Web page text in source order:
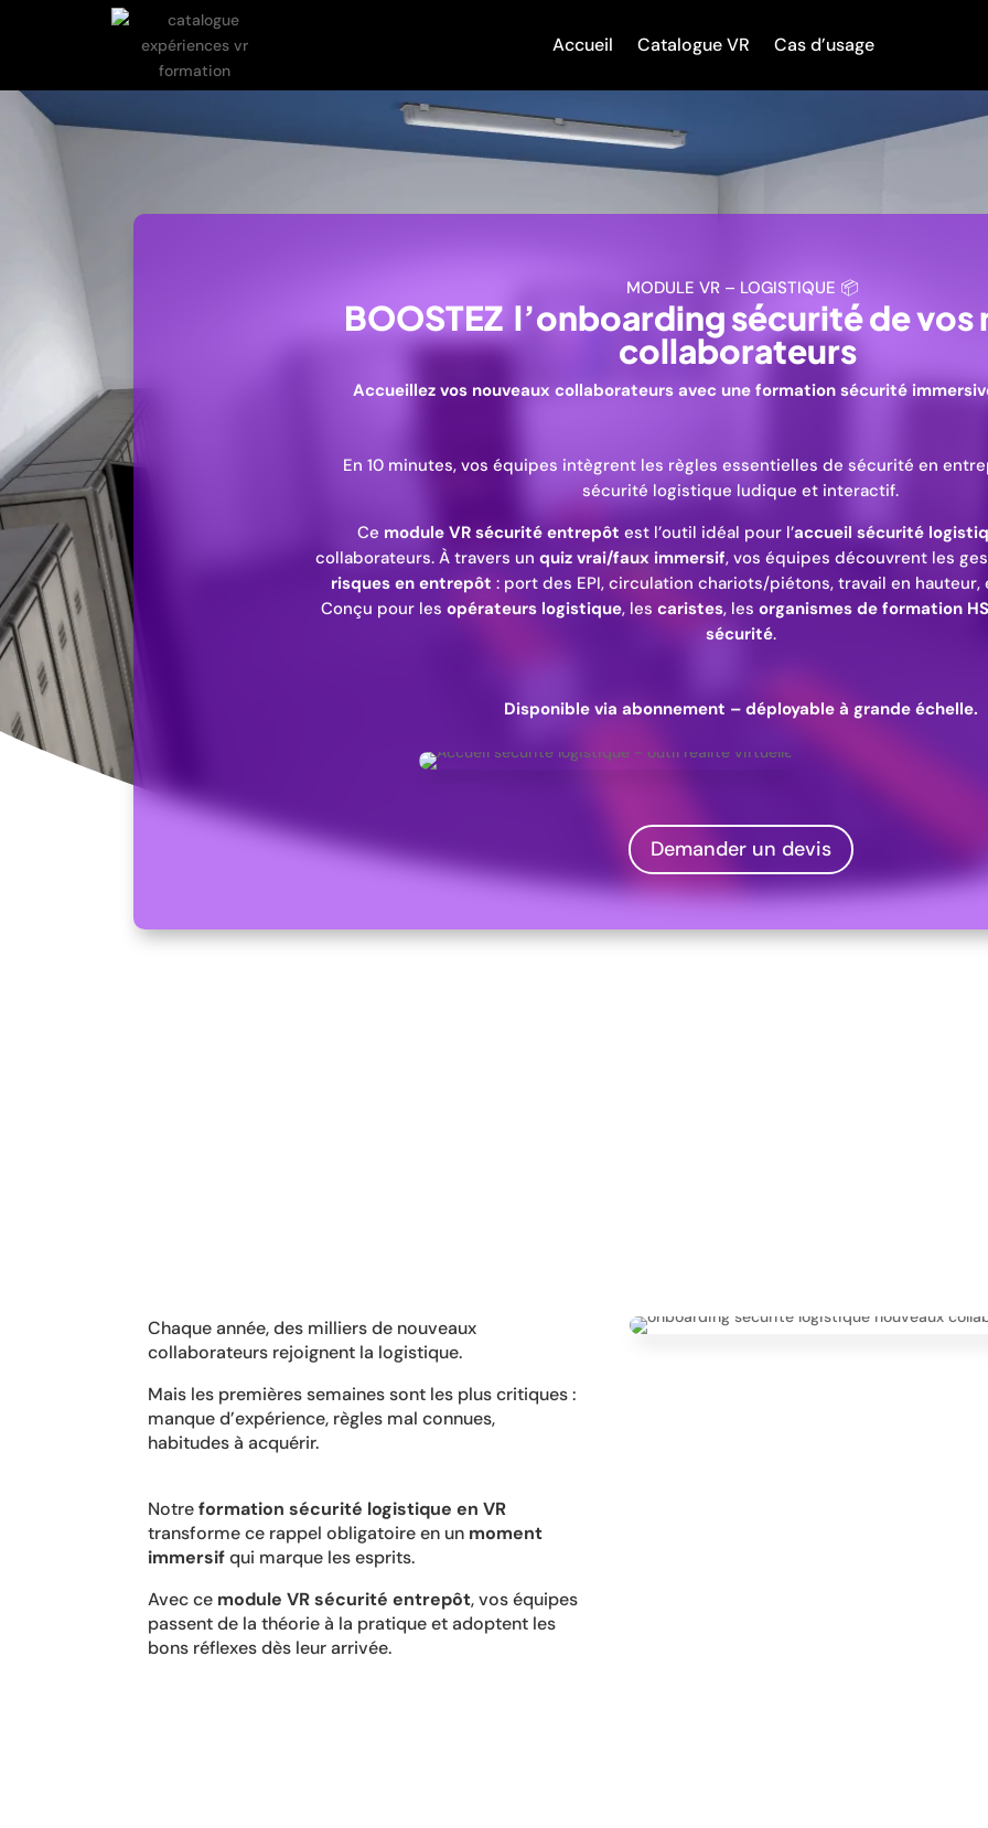
Accueil Catalogue VR Cas d’usage
MODULE VR – LOGISTIQUE 📦
BOOSTEZ l’onboarding sécurité de vos
collaborateurs
Accueillez vos nouveaux collaborateurs avec une formation sécurité
En 10 minutes, vos équipes intègrent les règles essentielles de sécurité en
sécurité logistique ludique et interactif.
Ce module VR sécurité entrepôt est l’outil idéal pour l’accueil sécurité
collaborateurs. À travers unquiz vrai/faux immersif, vos équipes découvrent les
risques en entrepôt : port des EPI, circulation chariots/piétons, travail en hauteur,
Conçu pour les opérateurs logistique, les caristes, les organismes de formation
sécurité.
Disponible via abonnement – déployable à grande échelle.
Demander un devis
Chaque année, des milliers de nouveaux
collaborateurs rejoignent la logistique.
Mais les premières semaines sont les plus critiques :
manque d’expérience, règles mal connues,
habitudes à acquérir.
Notreformation sécurité logistique en VR
transforme ce rappel obligatoire en un moment
immersifqui marque les esprits.
Avec ce module VR sécurité entrepôt, vos équipes
passent de la théorie à la pratique et adoptent les
bons réflexes dès leur arrivée.